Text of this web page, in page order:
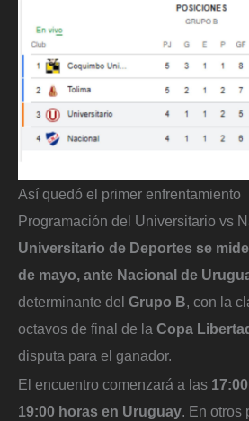
Así quedó el primer enfrentamiento
Programación del Universitario vs
Universitario de Deportes se
de mayo, ante Nacional de
determinante del Grupo B, con la
octavos de final de la Copa
disputa para el ganador.
El encuentro comenzará a las
19:00 horas en Uruguay. En otros